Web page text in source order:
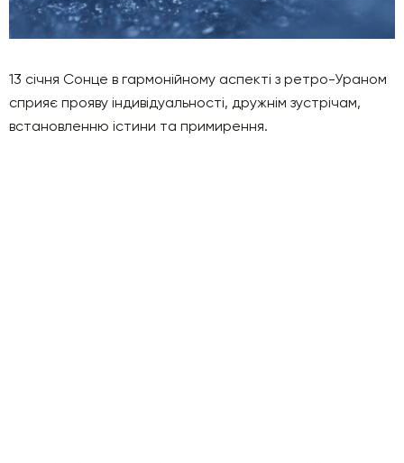
13 січня Сонце в гармонійному аспекті з ретро-Ураном
сприяє прояву індивідуальності, дружнім зустрічам,
встановленню істини та примирення.